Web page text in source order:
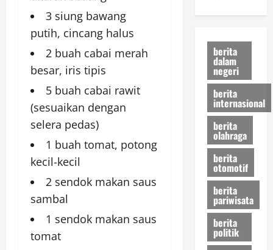
3 siung bawang
putih, cincang halus
2 buah cabai merah
besar, iris tipis
5 buah cabai rawit
(sesuaikan dengan
selera pedas)
1 buah tomat, potong
kecil-kecil
2 sendok makan saus
sambal
1 sendok makan saus
tomat
berita
dalam
negeri
berita
internasional
berita
olahraga
berita
otomotif
berita
pariwisata
berita
politik